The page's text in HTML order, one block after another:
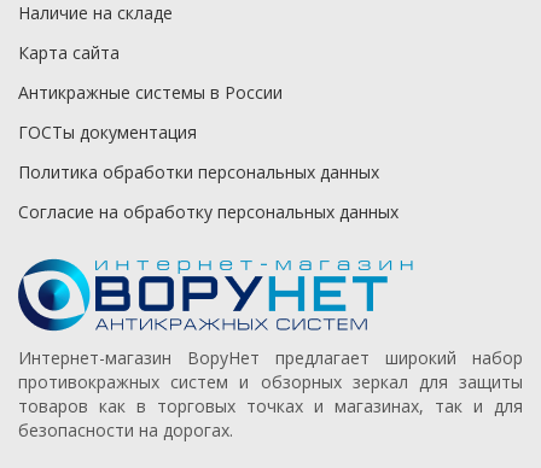
Наличие на складе
Карта сайта
Антикражные системы в России
ГОСТы документация
Политика обработки персональных данных
Согласие на обработку персональных данных
Интернет-магазин ВоруНет предлагает широкий набор
противокражных систем и обзорных зеркал для защиты
товаров как в торговых точках и магазинах, так и для
безопасности на дорогах.